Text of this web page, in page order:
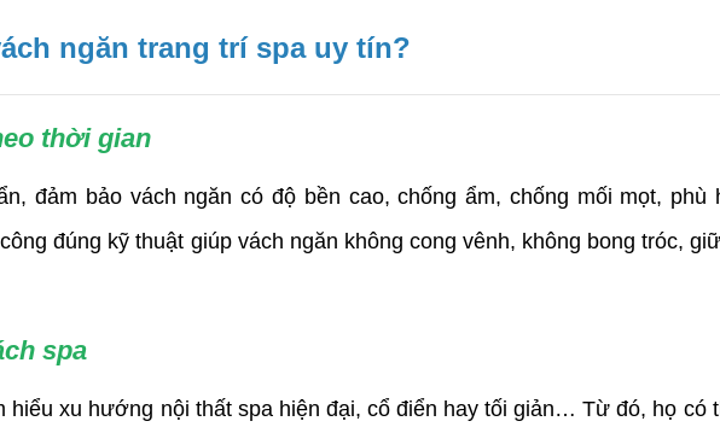
ngăn trang trí spa uy tín?
thời gian
bảo vách ngăn có độ bền cao, chống ẩm, chống mối mọt, phù
đúng kỹ thuật giúp vách ngăn không cong vênh, không bong tróc,
spa
xu hướng nội thất spa hiện đại, cổ điển hay tối giản… Từ đó, họ có